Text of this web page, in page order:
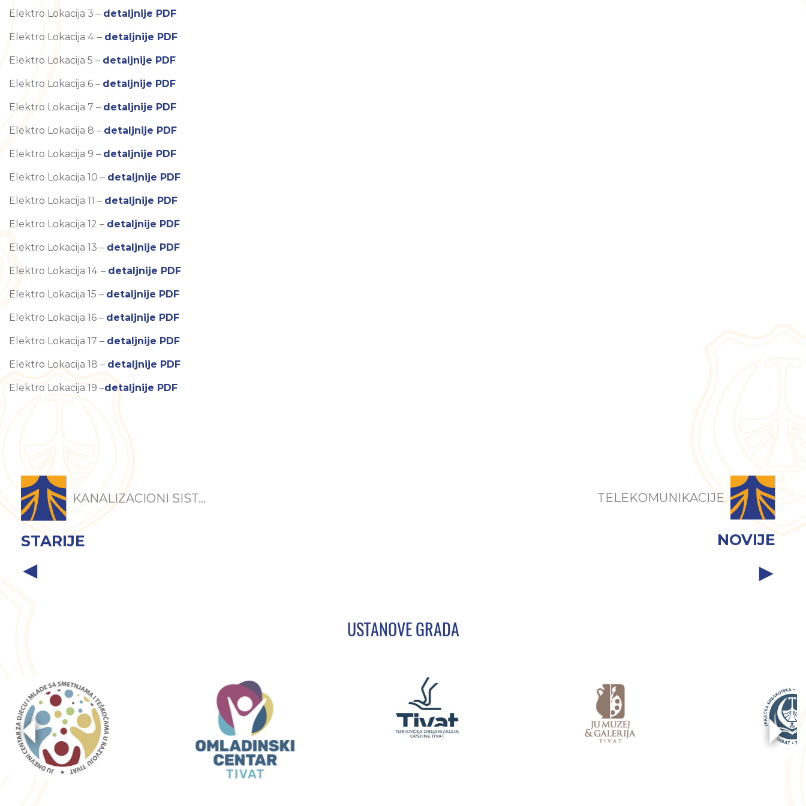
Elektro Lokacija 3 – detaljnije PDF
Elektro Lokacija 4 – detaljnije PDF
Elektro Lokacija 5 – detaljnije PDF
Elektro Lokacija 6 – detaljnije PDF
Elektro Lokacija 7 – detaljnije PDF
Elektro Lokacija 8 – detaljnije PDF
Elektro Lokacija 9 – detaljnije PDF
Elektro Lokacija 10 – detaljnije PDF
Elektro Lokacija 11 – detaljnije PDF
Elektro Lokacija 12 – detaljnije PDF
Elektro Lokacija 13 – detaljnije PDF
Elektro Lokacija 14 – detaljnije PDF
Elektro Lokacija 15 – detaljnije PDF
Elektro Lokacija 16 – detaljnije PDF
Elektro Lokacija 17 – detaljnije PDF
Elektro Lokacija 18 – detaljnije PDF
Elektro Lokacija 19 –detaljnije PDF
KANALIZACIONI SIST...
STARIJE
TELEKOMUNIKACIJE
NOVIJE
USTANOVE GRADA